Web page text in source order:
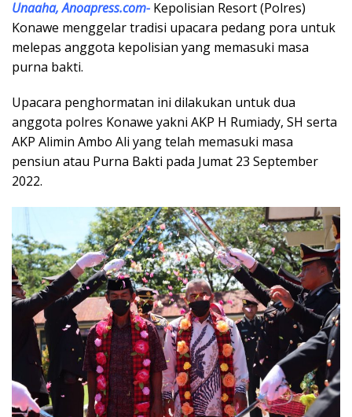
Unaaha, Anoapress.com- Kepolisian Resort (Polres)
Konawe menggelar tradisi upacara pedang pora untuk
melepas anggota kepolisian yang memasuki masa
purna bakti.
Upacara penghormatan ini dilakukan untuk dua
anggota polres Konawe yakni AKP H Rumiady, SH serta
AKP Alimin Ambo Ali yang telah memasuki masa
pensiun atau Purna Bakti pada Jumat 23 September
2022.